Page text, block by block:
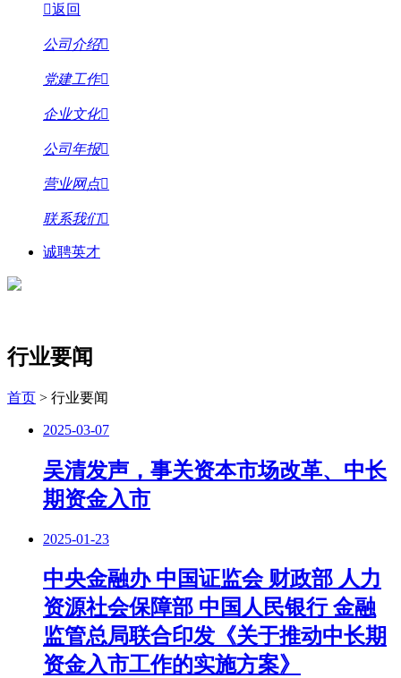
返回
公司介绍
党建工作
企业文化
公司年报
营业网点
联系我们
诚聘英才
行业要闻
首页 > 行业要闻
2025-03-07
吴清发声，事关资本市场改革、中长
期资金入市
2025-01-23
中央金融办 中国证监会 财政部 人力
资源社会保障部 中国人民银行 金融
监管总局联合印发《关于推动中长期
资金入市工作的实施方案》